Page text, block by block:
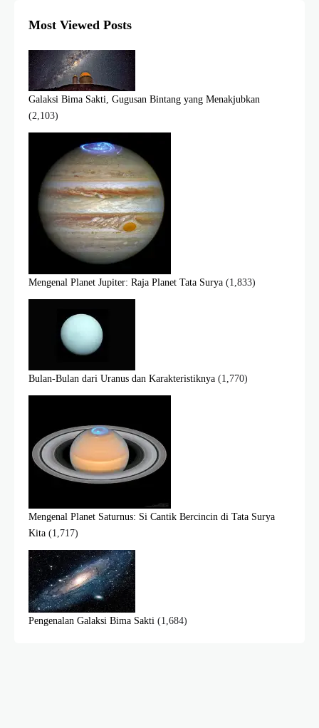
Most Viewed Posts
Galaksi Bima Sakti, Gugusan Bintang yang Menakjubkan
(2,103)
Mengenal Planet Jupiter: Raja Planet Tata Surya (1,833)
Bulan-Bulan dari Uranus dan Karakteristiknya (1,770)
Mengenal Planet Saturnus: Si Cantik Bercincin di Tata Surya
Kita (1,717)
Pengenalan Galaksi Bima Sakti (1,684)